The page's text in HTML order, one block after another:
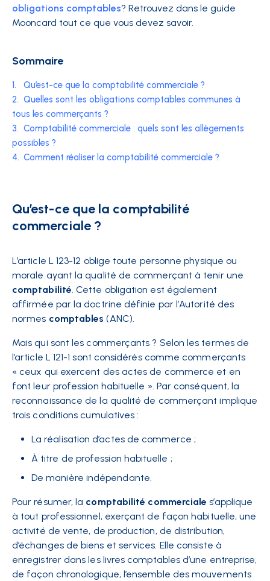
obligations comptables? Retrouvez dans le guide
Mooncard tout ce que vous devez savoir.
Sommaire
1.
Qu’est-ce que la comptabilité commerciale ?
2. Quelles sont les obligations comptables communes à
tous les commerçants ?
3. Comptabilité commerciale : quels sont les allègements
possibles ?
4. Comment réaliser la comptabilité commerciale ?
Qu’est-ce que la comptabilité
commerciale ?
L’article L 123-12 oblige toute personne physique ou
morale ayant la qualité de commerçant à tenir une
comptabilité. Cette obligation est également
affirmée par la doctrine définie par l’Autorité des
normes comptables (ANC).
Mais qui sont les commerçants ? Selon les termes de
l’article L 121-1 sont considérés comme commerçants
« ceux qui exercent des actes de commerce et en
font leur profession habituelle ». Par conséquent, la
reconnaissance de la qualité de commerçant implique
trois conditions cumulatives :
La réalisation d’actes de commerce ;
À titre de profession habituelle ;
De manière indépendante.
Pour résumer, la comptabilité commerciale s’applique
à tout professionnel, exerçant de façon habituelle, une
activité de vente, de production, de distribution,
d’échanges de biens et services. Elle consiste à
enregistrer dans les livres comptables d’une entreprise,
de façon chronologique, l’ensemble des mouvements